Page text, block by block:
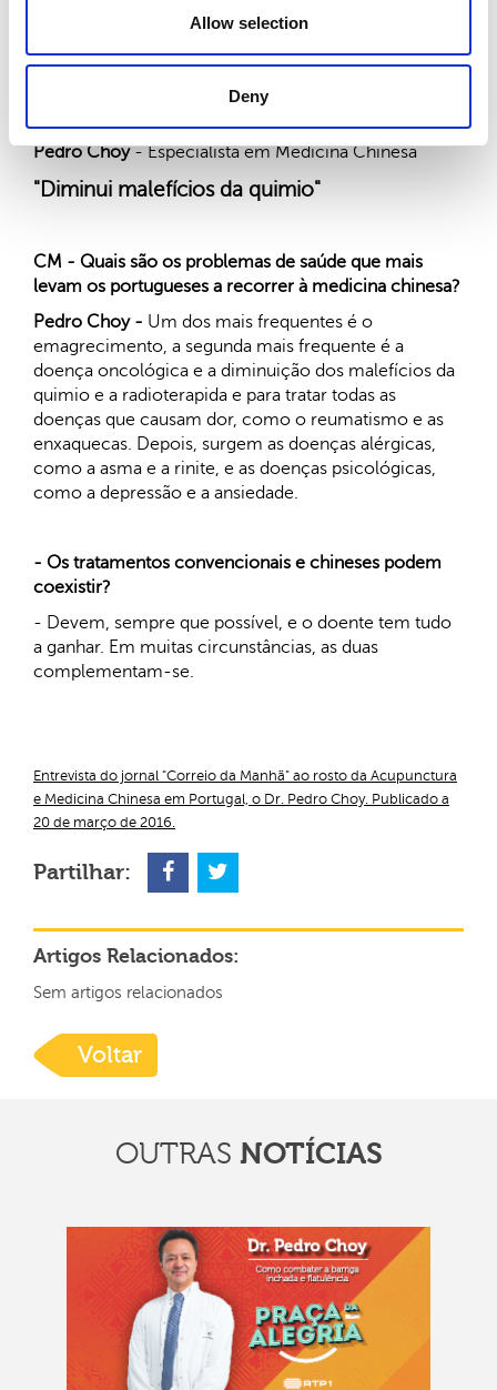
Allow selection
Deny
experimentou. "O pior das dietas é a ansiedade de
pensar que não vou suportar a fome. Já não sinto
Pedro Choy- Especialista em Medicina Chinesa
"Diminui malefícios da quimio"
CM - Quais são os problemas de saúde que mais
levam os portugueses a recorrer à medicina chinesa?
Pedro Choy - Um dos mais frequentes é o
emagrecimento, a segunda mais frequente é a
doença oncológica e a diminuição dos malefícios da
quimio e a radioterapida e para tratar todas as
doenças que causam dor, como o reumatismo e as
enxaquecas. Depois, surgem as doenças alérgicas,
como a asma e a rinite, e as doenças psicológicas,
como a depressão e a ansiedade.
- Os tratamentos convencionais e chineses podem
coexistir?
- Devem, sempre que possível, e o doente tem tudo
a ganhar. Em muitas circunstâncias, as duas
complementam-se.
Entrevista do jornal "Correio da Manhã" ao rosto da Acupunctura
e Medicina Chinesa em Portugal, o Dr. Pedro Choy. Publicado a
20 de março de 2016.
Partilhar:
Artigos Relacionados:
Sem artigos relacionados
Voltar
OUTRAS NOTÍCIAS